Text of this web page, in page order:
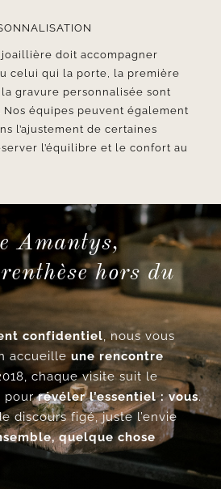
joaillière doit accompagner
celui qui la porte, la première
gravure personnalisée sont
Nos équipes peuvent également
l’ajustement de certaines
l’équilibre et le confort au
Amantys,
hors du
confidentiel, nous vous
accueille une rencontre
chaque visite suit le
pourrévéler l’essentiel : vous.
discours figé, juste l’envie
quelque chose